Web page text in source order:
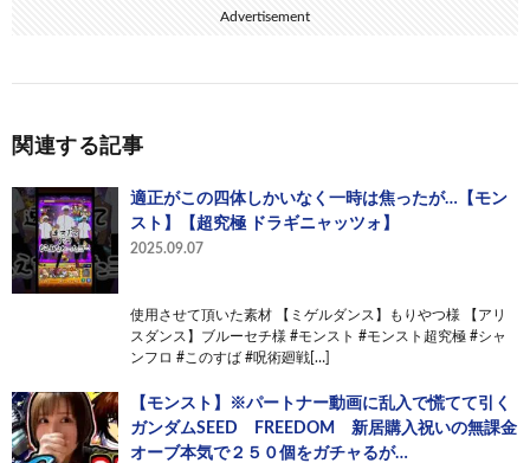
Advertisement
関連する記事
適正がこの四体しかいなく一時は焦ったが…【モン
スト】【超究極 ドラギニャッツォ】
2025.09.07
使用させて頂いた素材 【ミゲルダンス】もりやつ様 【アリ
スダンス】ブルーセチ様 #モンスト #モンスト超究極 #シャ
ンフロ #このすば #呪術廻戦[…]
【モンスト】※パートナー動画に乱入で慌てて引く
ガンダムSEED FREEDOM 新居購入祝いの無課金
オーブ本気で２５０個をガチャるが…